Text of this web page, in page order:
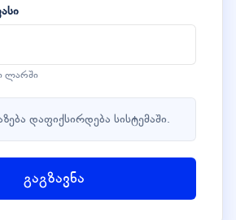
ლარში
დაფიქსირდება სისტემაში.
გაგზავნა